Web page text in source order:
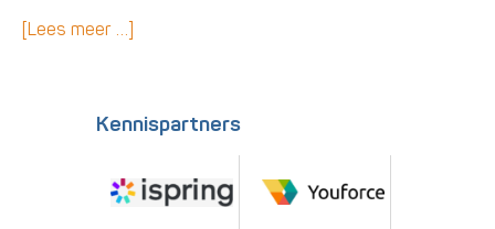
[Lees meer …]
Kennispartners